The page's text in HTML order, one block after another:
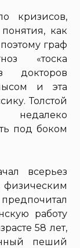
кризисов,
как
граф
«тоска
и эта
Толстой
под боком
всерьез
работу
58 лет,
пеший